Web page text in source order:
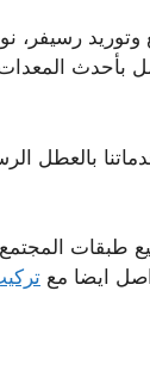
رسيفر،
بأحدث
لكم خدماتنا
ايضا مع